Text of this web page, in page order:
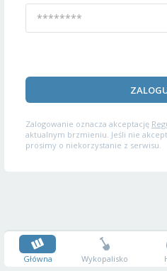
Zalogowanie oznacza akceptację
aktualnym brzmieniu. Jeśli nie
prosimy o niekorzystanie z serwisu.
Główna Wykopalisko